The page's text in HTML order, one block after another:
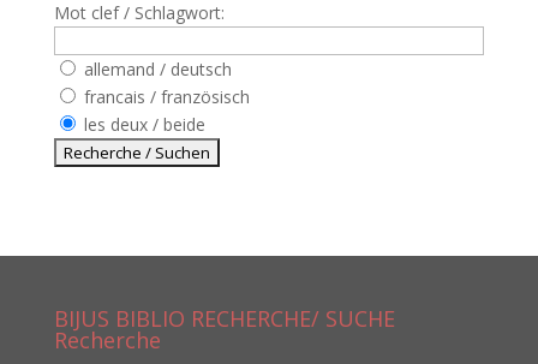
Mot clef / Schlagwort:
allemand / deutsch
francais / französisch
les deux / beide
BIJUS BIBLIO RECHERCHE/ SUCHE
Recherche